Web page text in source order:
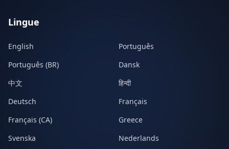
Lingue
English
Português
Português (BR)
Dansk
中文
हिन्दी
Deutsch
Français
Français (CA)
Greece
Svenska
Nederlands